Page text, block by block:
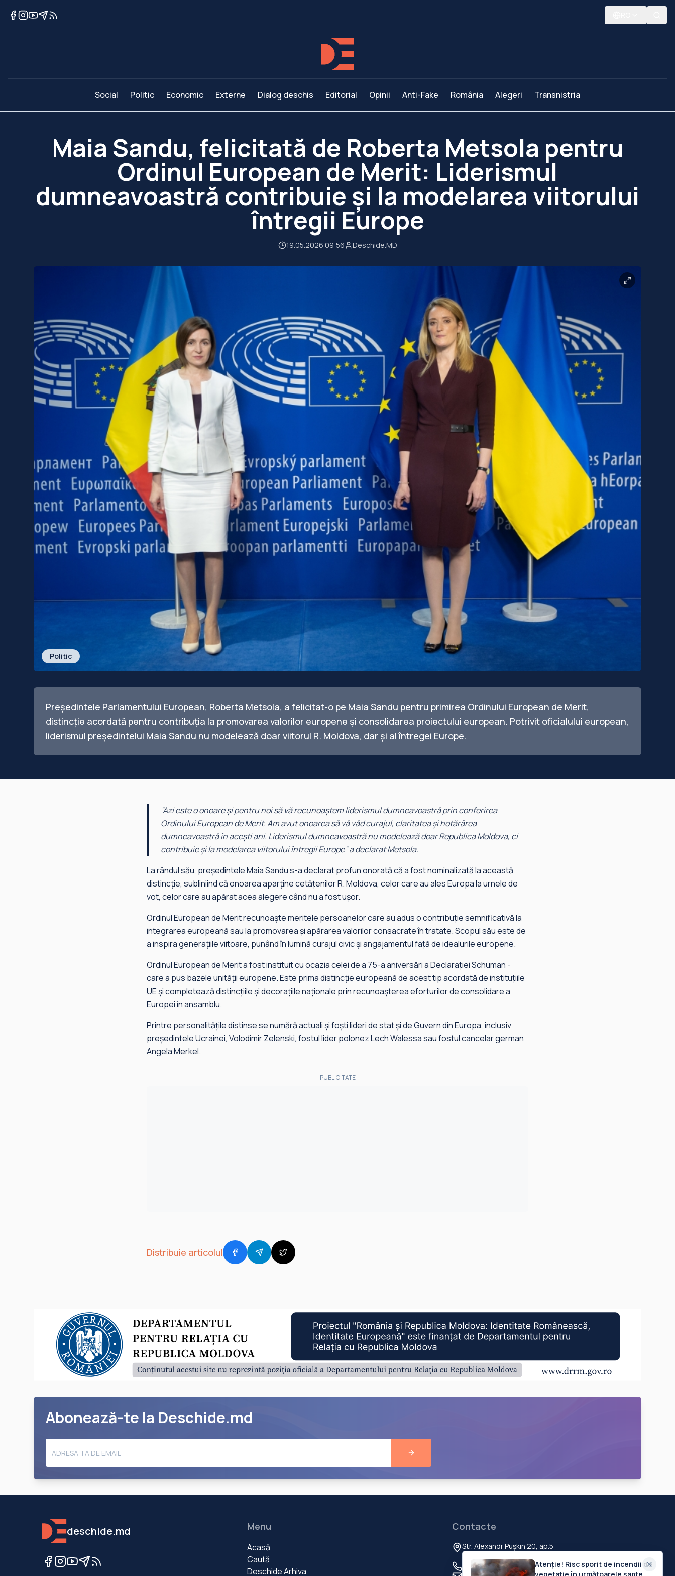
Social Politic Economic Externe Dialog deschis Editorial Opinii Anti-Fake România Alegeri Transnistria
Maia Sandu, felicitată de Roberta Metsola pentru
Ordinul European de Merit: Liderismul
dumneavoastră contribuie și la modelarea viitorului
întregii Europe
19.05.2026 09:56 Deschide.MD
Politic
Președintele Parlamentului European, Roberta Metsola, a felicitat-o pe Maia Sandu pentru primirea Ordinului European de Merit,
distincție acordată pentru contribuția la promovarea valorilor europene și consolidarea proiectului european. Potrivit oficialului european,
liderismul președintelui Maia Sandu nu modelează doar viitorul R. Moldova, dar și al întregei Europe.
”Azi este o onoare și pentru noi să vă recunoaștem liderismul dumneavoastră prin conferirea
Ordinului European de Merit. Am avut onoarea să vă văd curajul, claritatea și hotărârea
dumneavoastră în acești ani. Liderismul dumneavoastră nu modelează doar Republica Moldova, ci
contribuie și la modelarea viitorului întregii Europe” a declarat Metsola.
La rândul său, președintele Maia Sandu s-a declarat profun onorată că a fost nominalizată la această
distincție, subliniind că onoarea aparține cetățenilor R. Moldova, celor care au ales Europa la urnele de
vot, celor care au apărat acea alegere când nu a fost ușor.
Ordinul European de Merit recunoaște meritele persoanelor care au adus o contribuție semnificativă la
integrarea europeană sau la promovarea și apărarea valorilor consacrate în tratate. Scopul său este de
a inspira generațiile viitoare, punând în lumină curajul civic și angajamentul față de idealurile europene.
Ordinul European de Merit a fost instituit cu ocazia celei de a 75-a aniversări a Declarației Schuman -
care a pus bazele unității europene. Este prima distincție europeană de acest tip acordată de instituțiile
UE și completează distincțiile și decorațiile naționale prin recunoașterea eforturilor de consolidare a
Europei în ansamblu.
Printre personalitățile distinse se numără actuali și foști lideri de stat și de Guvern din Europa, inclusiv
președintele Ucrainei, Volodimir Zelenski, fostul lider polonez Lech Walessa sau fostul cancelar german
Angela Merkel.
PUBLICITATE
Distribuie articolul
Abonează-te la Deschide.md
deschide.md Menu
Acasă
Caută
Deschide Arhiva
Contacte
Str. Alexandr Pușkin 20, ap.5
Chisinau, MD-2012, Republica Moldova
+373 60 103 111
Atenție! Risc sporit de incendii de